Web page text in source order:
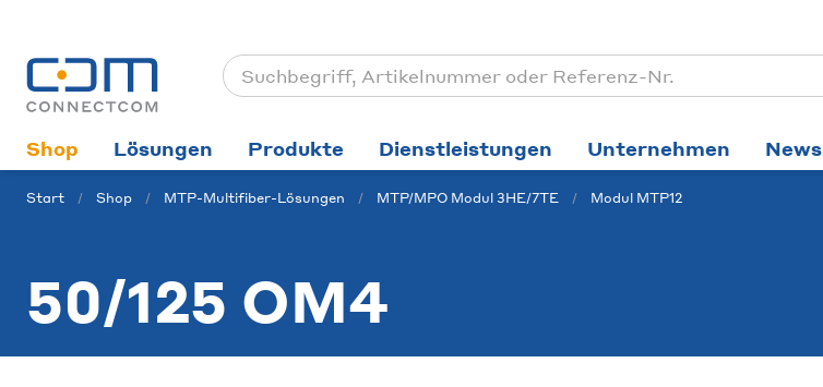
Shop Lösungen Produkte Dienstleistungen Unternehmen News
Start Shop MTP-Multifiber-Lösungen MTP/MPO Modul 3HE/7TE Modul MTP12
50/125 OM4